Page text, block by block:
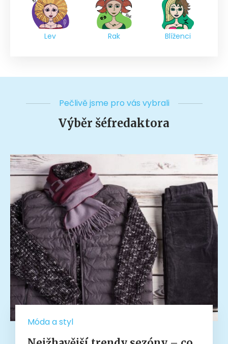
Lev Rak Blíženci
Pečlivě jsme pro vás vybrali
Výběr šéfredaktora
Móda a styl